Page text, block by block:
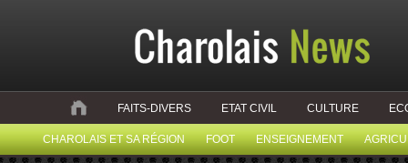
FAITS-DIVERS ETAT CIVIL CULTURE
CHAROLAIS ET SA RÉGION FOOT ENSEIGNEMENT